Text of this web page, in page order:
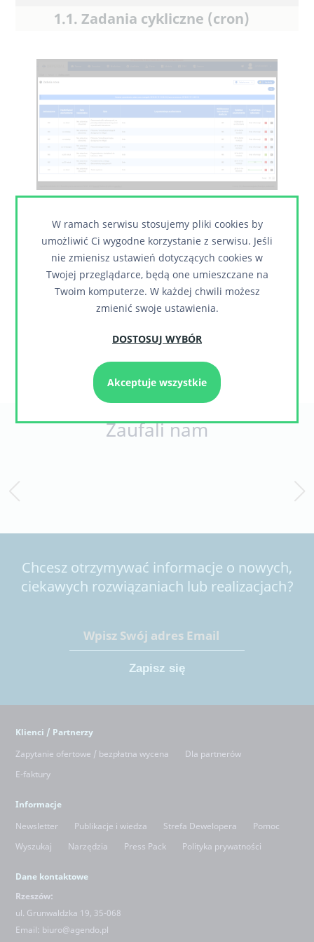
1.1. Zadania cykliczne (cron)
wykonywane są co określony czas. Pozwala, to
zautomatyzować pewne funkcjonalności systemu
wyręczając użytkownika w działaniu. Zadania
dodane są podczas etapu wdrażania serwisu oraz
generowane w momencie wykonania przez
użytkownika pewnych akcji. Mogą być one
wykonaniu lub blokowane, kiedy w wyniku ich
Zaufali nam
Chcesz otrzymywać informacje o nowych,
ciekawych rozwiązaniach lub realizacjach?
Klienci / Partnerzy
Zapytanie ofertowe / bezpłatna wycena
Dla partnerów
E-faktury
Informacje
Newsletter
Publikacje i wiedza Strefa Dewelopera
Pomoc
Wyszukaj
Narzędzia Press Pack Polityka prywatności
Dane kontaktowe
Rzeszów:
ul. Grunwaldzka 19, 35-068
Email: biuro@agendo.pl
W ramach serwisu stosujemy pliki cookies by
umożliwić Ci wygodne korzystanie z serwisu. Jeśli
nie zmienisz ustawień dotyczących cookies w
Twojej przeglądarce, będą one umieszczane na
Twoim komputerze. W każdej chwili możesz
zmienić swoje ustawienia.
DOSTOSUJ WYBÓR
Akceptuje wszystkie